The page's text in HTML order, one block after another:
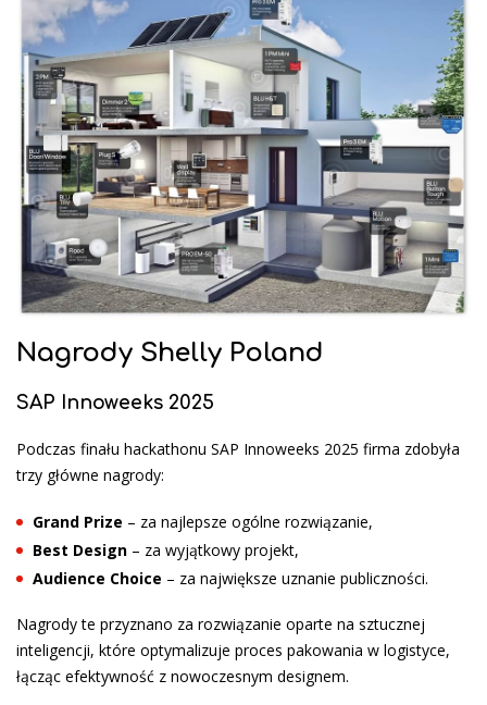
Nagrody Shelly Poland
SAP Innoweeks 2025
Podczas finału hackathonu SAP Innoweeks 2025 firma zdobyła
trzy główne nagrody:
Grand Prize – za najlepsze ogólne rozwiązanie,
Best Design – za wyjątkowy projekt,
Audience Choice – za największe uznanie publiczności.
Nagrody te przyznano za rozwiązanie oparte na sztucznej
inteligencji, które optymalizuje proces pakowania w logistyce,
łącząc efektywność z nowoczesnym designem.